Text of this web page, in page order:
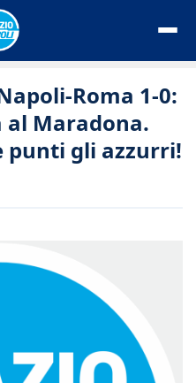
Roma 1-0:
Maradona.
punti gli azzurri!